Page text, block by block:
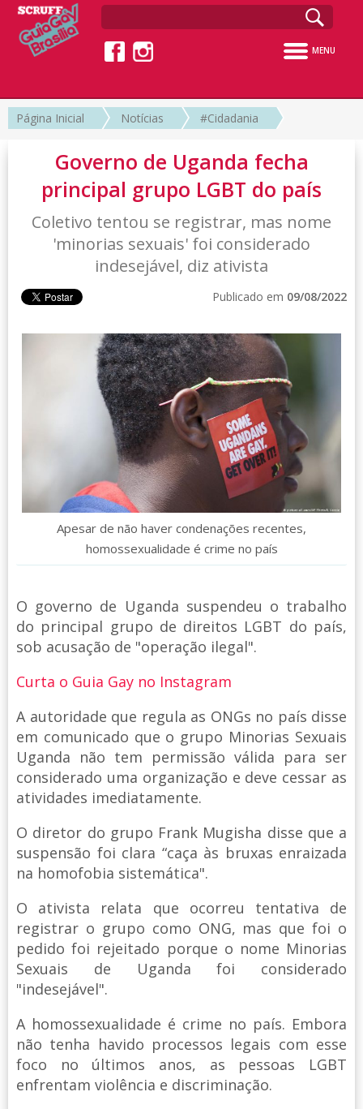
MENU
Página Inicial Notícias #Cidadania
Governo de Uganda fecha
principal grupo LGBT do país
Coletivo tentou se registrar, mas nome
'minorias sexuais' foi considerado
indesejável, diz ativista
Publicado em 09/08/2022
Apesar de não haver condenações recentes,
homossexualidade é crime no país
O governo de Uganda suspendeu o trabalho
do principal grupo de direitos LGBT do país,
sob acusação de "operação ilegal".
Curta o Guia Gay no Instagram
A autoridade que regula as ONGs no país disse
em comunicado que o grupo Minorias Sexuais
Uganda não tem permissão válida para ser
considerado uma organização e deve cessar as
atividades imediatamente.
O diretor do grupo Frank Mugisha disse que a
suspensão foi clara “caça às bruxas enraizada
na homofobia sistemática".
O ativista relata que ocorreu tentativa de
registrar o grupo como ONG, mas que foi o
pedido foi rejeitado porque o nome Minorias
Sexuais de Uganda foi considerado
"indesejável".
A homossexualidade é crime no país. Embora
não tenha havido processos legais com esse
foco no últimos anos, as pessoas LGBT
enfrentam violência e discriminação.